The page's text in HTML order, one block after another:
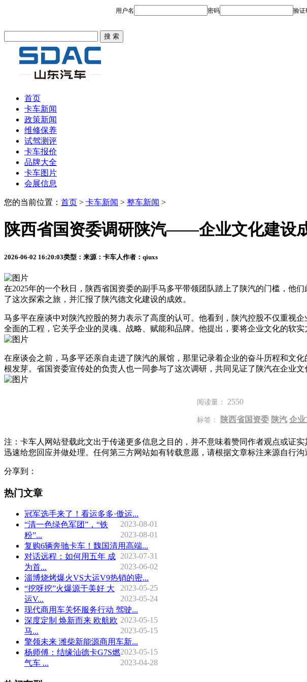
首页
卡车新闻
政策新闻
维修保养
试驾测评
卡车报价
品牌大全
卡车图片
会展信息
您的当前位置： 首页 > 卡车新闻 > 整车新闻 >
陕西省国资委调研陕汽——企业文化建设
2026-06-02 16:20:03类型： 来源：卡车人作者：qiuxs
在2025年的一个秋日，陕西省国资委的副手马多平带领团队踏上了陕汽的门槛，他
了这次探索之旅，并汇报了陕汽德文化建设的成效。
马多平在座谈中对陕汽控股的努力表示了高度的认可。他看到，陕汽控股不仅重视
全面的工程，它关乎企业的灵魂、战略、赋能和品牌。他提出，要将企业文化的软实
在座谈会之前，马多平还亲自走进了陕汽的展馆，那里记录着企业的奋斗历程和文
根发芽。省国资委宣传处的负责人也一同参与了这次调研，共同见证了陕汽在企业文
阅读量： 2550
标签： 陕西省国资委 陕汽 企
注：卡车人网站登载此文出于传递更多信息之目的，并不意味着赞同作者观点或证
迅速给您回应并做处理。任何第三方网站如有转载意愿，请根据文章标注来源自行
分享到：
热门文章
冠军选手来了！看运多多·傲运...
2023-08-01
“清一色绿色军团”，“铁
粉”...
2023-08-01
复购6辆奔驰卡车！魏国清用高端...
2023-07-31
对话远程：如何用五年 成
为首...
2023-06-02
淄博烧烤爆火VS大运V9热销的密...
2023-05-25
“挖呀挖”火爆源于美好 大
运V...
2023-05-24
现代商用车关怀服务行动 驾驶...
2023-05-15
深度定制 焕新而来 欧航欧
马...
2023-05-15
擎领未来 潍柴新能源商用车新...
2023-05-15
杨师傅：结缘汕德卡G7S燃
气车 ...
2023-04-28